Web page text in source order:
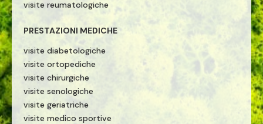
visite reumatologiche
PRESTAZIONI MEDICHE
visite diabetologiche
visite ortopediche
visite chirurgiche
visite senologiche
visite geriatriche
visite medico sportive